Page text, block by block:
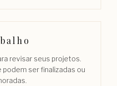
revisar seus projetos.
podem ser finalizadas ou